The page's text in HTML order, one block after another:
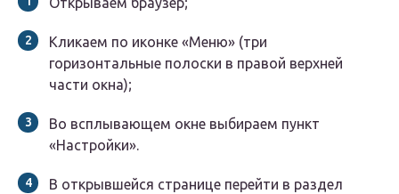
Кликаем по иконке «Меню» (три
горизонтальные полоски в правой верхней
части окна);
Во всплывающем окне выбираем пункт
«Настройки».
В открывшейся странице перейти в раздел